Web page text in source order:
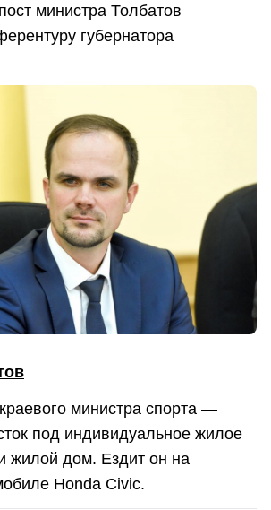
министра Толбатов
губернатора
министра спорта —
под индивидуальное жилое
жилой дом. Ездит он на
Honda Civic.